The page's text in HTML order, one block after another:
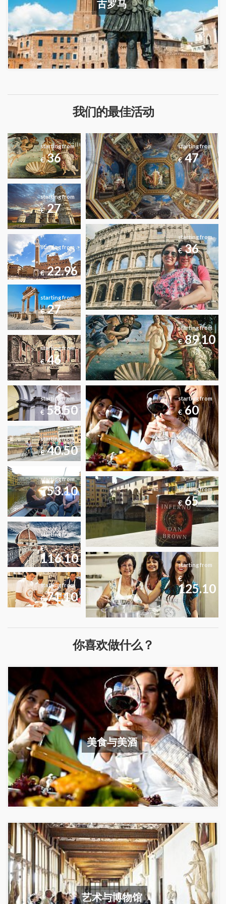
古罗马
我们的最佳活动
starting from
€36
starting from
€47
starting from
€27
starting from
€36
starting from
€22.96
starting from
€27
starting from
€89.10
starting from
€46
starting from
€58.50
starting from
€60
starting from
€40.50
starting from
€53.10 starting from
€65
starting from
€
116.10 starting from
€
125.10
starting from
€71.10
你喜欢做什么？
美食与美酒
艺术与博物馆